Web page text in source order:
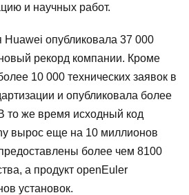
и научных работ.
Huawei опубликовала 37 000
рекорд компании. Кроме
10 000 технических заявок в
и опубликовала более
то же время исходный код
вырос еще на 10 миллионов
более чем 8100
а продукт openEuler
установок.